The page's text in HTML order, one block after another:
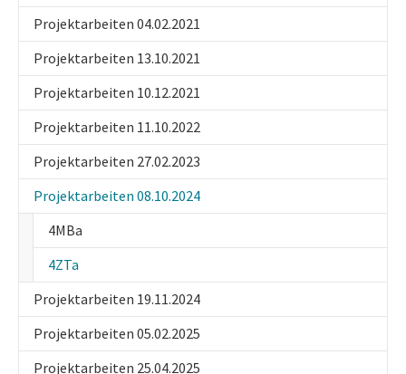
Projektarbeiten 04.02.2021
Projektarbeiten 13.10.2021
Projektarbeiten 10.12.2021
Projektarbeiten 11.10.2022
Projektarbeiten 27.02.2023
Projektarbeiten 08.10.2024
4MBa
4ZTa
Projektarbeiten 19.11.2024
Projektarbeiten 05.02.2025
Projektarbeiten 25.04.2025